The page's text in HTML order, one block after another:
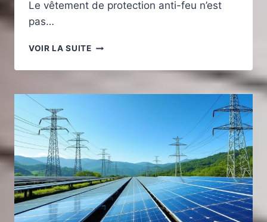
Le vêtement de protection anti-feu n’est
pas…
VOIR LA SUITECOMMENT
SON
DE